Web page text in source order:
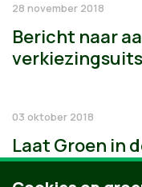
28 november 2018
Bericht naar
03 oktober 2018
Laat Groen in